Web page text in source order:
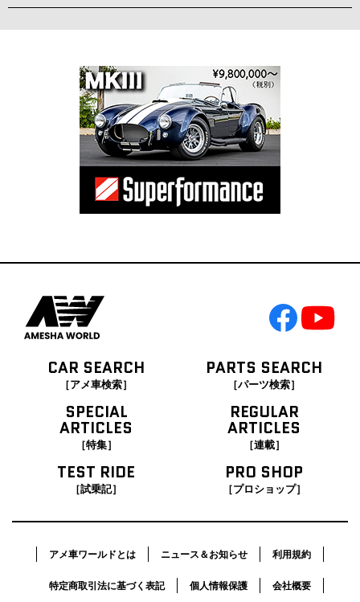
CAR SEARCH
［アメ車検索］
PARTS SEARCH
［パーツ検索］
SPECIAL
ARTICLES
［特集］
REGULAR
ARTICLES
［連載］
TEST RIDE
［試乗記］
PRO SHOP
［プロショップ］
アメ車ワールドとは ニュース＆お知らせ 利用規約
特定商取引法に基づく表記 個人情報保護 会社概要